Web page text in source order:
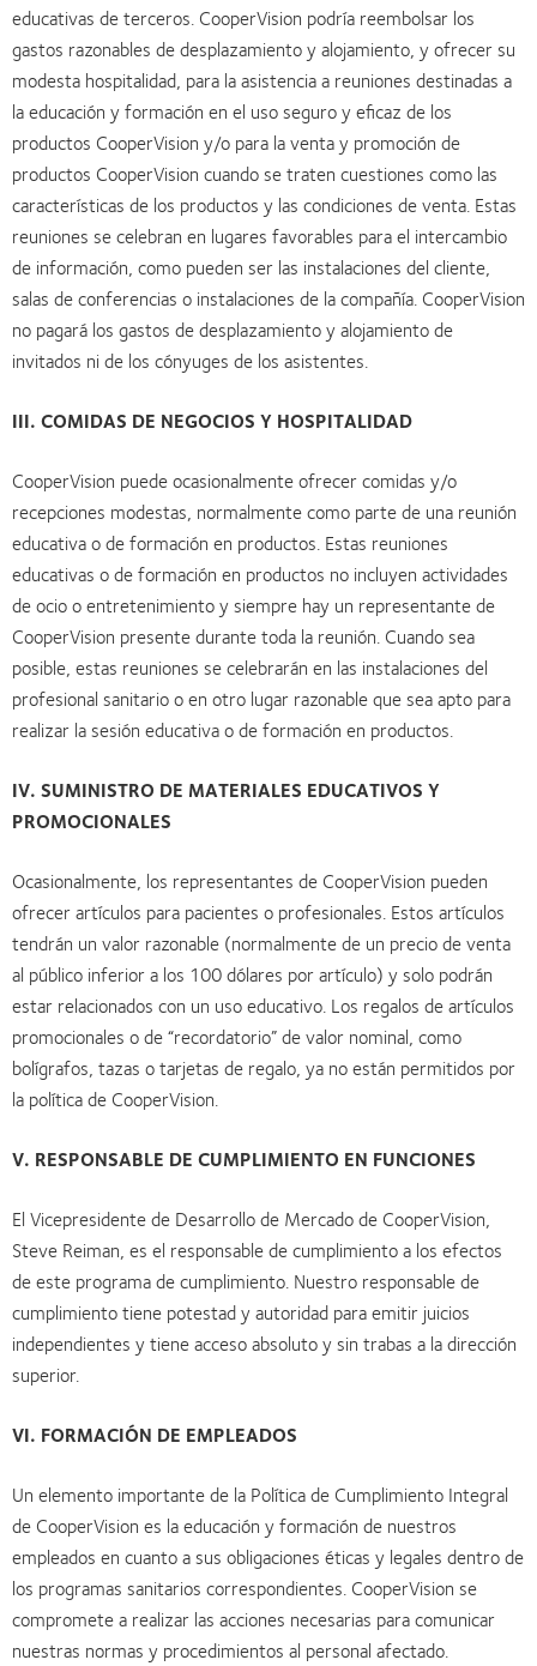
educativas de terceros. CooperVision podría reembolsar los
gastos razonables de desplazamiento y alojamiento, y ofrecer su
modesta hospitalidad, para la asistencia a reuniones destinadas a
la educación y formación en el uso seguro y eficaz de los
productos CooperVision y/o para la venta y promoción de
productos CooperVision cuando se traten cuestiones como las
características de los productos y las condiciones de venta. Estas
reuniones se celebran en lugares favorables para el intercambio
de información, como pueden ser las instalaciones del cliente,
salas de conferencias o instalaciones de la compañía. CooperVision
no pagará los gastos de desplazamiento y alojamiento de
invitados ni de los cónyuges de los asistentes.
III. COMIDAS DE NEGOCIOS Y HOSPITALIDAD
CooperVision puede ocasionalmente ofrecer comidas y/o
recepciones modestas, normalmente como parte de una reunión
educativa o de formación en productos. Estas reuniones
educativas o de formación en productos no incluyen actividades
de ocio o entretenimiento y siempre hay un representante de
CooperVision presente durante toda la reunión. Cuando sea
posible, estas reuniones se celebrarán en las instalaciones del
profesional sanitario o en otro lugar razonable que sea apto para
realizar la sesión educativa o de formación en productos.
IV. SUMINISTRO DE MATERIALES EDUCATIVOS Y
PROMOCIONALES
Ocasionalmente, los representantes de CooperVision pueden
ofrecer artículos para pacientes o profesionales. Estos artículos
tendrán un valor razonable (normalmente de un precio de venta
al público inferior a los 100 dólares por artículo) y solo podrán
estar relacionados con un uso educativo. Los regalos de artículos
promocionales o de “recordatorio” de valor nominal, como
bolígrafos, tazas o tarjetas de regalo, ya no están permitidos por
la política de CooperVision.
V. RESPONSABLE DE CUMPLIMIENTO EN FUNCIONES
El Vicepresidente de Desarrollo de Mercado de CooperVision,
Steve Reiman, es el responsable de cumplimiento a los efectos
de este programa de cumplimiento. Nuestro responsable de
cumplimiento tiene potestad y autoridad para emitir juicios
independientes y tiene acceso absoluto y sin trabas a la dirección
superior.
VI. FORMACIÓN DE EMPLEADOS
Un elemento importante de la Política de Cumplimiento Integral
de CooperVision es la educación y formación de nuestros
empleados en cuanto a sus obligaciones éticas y legales dentro de
los programas sanitarios correspondientes. CooperVision se
compromete a realizar las acciones necesarias para comunicar
nuestras normas y procedimientos al personal afectado.